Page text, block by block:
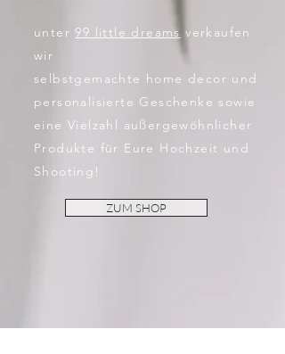
unter99 little dreams verkaufen
wir
selbstgemachte home decor und
personalisierte Geschenke sowie
eine Vielzahl außergewöhnlicher
Produkte für Eure Hochzeit und
Shooting!
ZUM SHOP